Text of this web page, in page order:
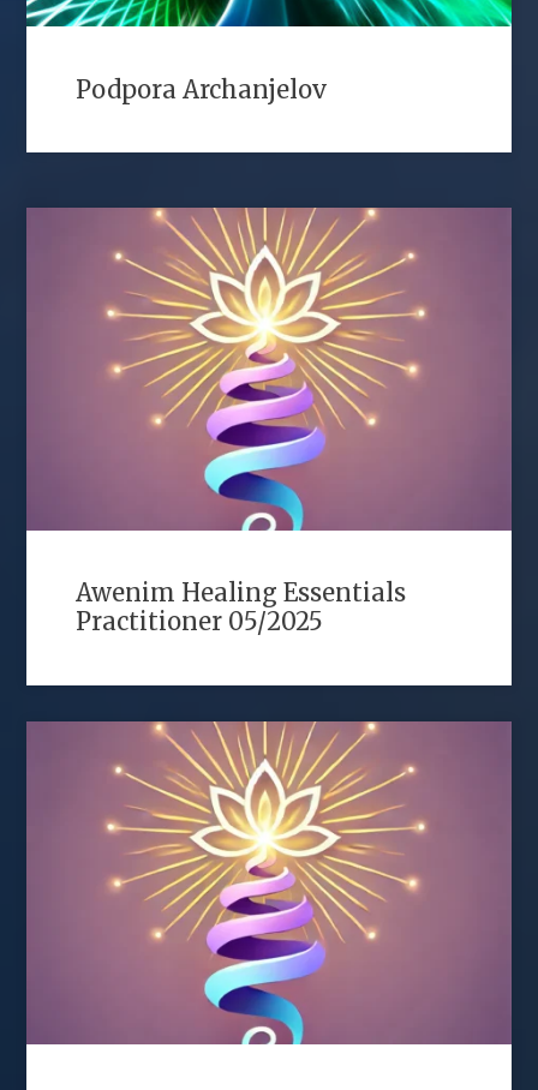
Podpora Archanjelov
Awenim Healing Essentials
Practitioner 05/2025